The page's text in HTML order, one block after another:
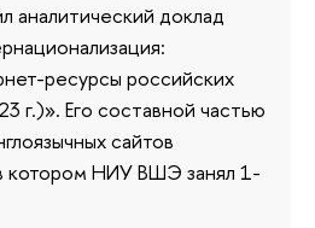
доклад
ресурсы российских
г.)». Его составной частью
сайтов
котором НИУ ВШЭ занял 1-